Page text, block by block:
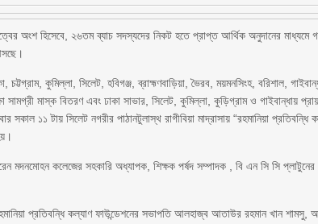
অংশ হিসেবে, ২৬তম ব্যাচ সদস্যদের নিকট হতে প্রাপ্ত আর্থিক অনুদানের
কুমিল্লা, সিলেট, হবিগঞ্জ, ব্রাহ্মণবাড়িয়া, ভৈরব, ময়মনসিংহ, বরিশাল,
মাস্ক বিতরণ এবং ঢাকা সাভার, সিলেট, কুমিল্লা, কুড়িগ্রাম ও গাইবান্ধায়
সকাল ১১ টায় সিলেট নগরীর পাঠানটুলাস্থ রাগীবিয়া মাদ্রাসায় “রহমানিয়া
মদনমোহন কলেজের সহকারি অধ্যাপক, শিক্ষক পর্ষদ সম্পাদক , বি এন সি সি
প্রতিবন্ধি কল্যাণ ফাউন্ডেশনের সভাপতি আলহাজ্ব আতাউর রহমান খান